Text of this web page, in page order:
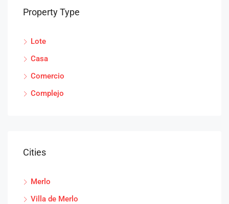
Property Type
Lote
Casa
Comercio
Complejo
Cities
Merlo
Villa de Merlo